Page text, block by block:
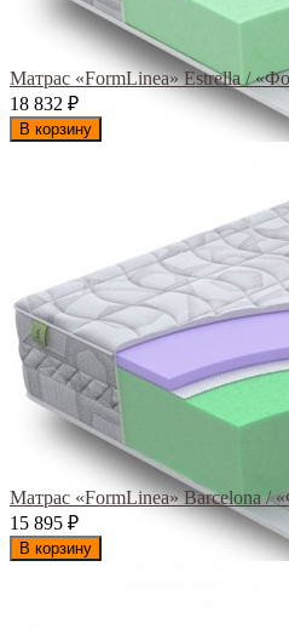
Матрас «FormLinea» Estrella /
18 832 ₽
В корзину
Матрас «FormLinea» Barcelona /
15 895 ₽
В корзину